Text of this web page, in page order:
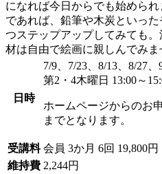
になれば今日からでも始められ
であれば、鉛筆や木炭といっ
つステップアップしてみても
材は自由で絵画に親しんでみま
日時
7/9、7/23、8/13、8/27、
第2・4木曜日 13:00～
ホームページからのお
までとなります。
受講料 会員 3か月 6回 19,800円
維持費 2,244円